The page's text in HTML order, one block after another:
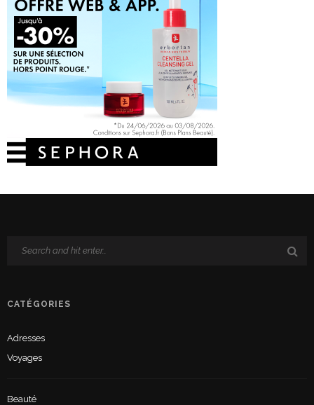
CATÉGORIES
Adresses
Voyages
Beauté